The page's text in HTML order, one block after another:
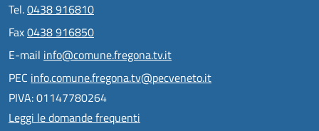
Tel.0438 916810
Fax0438 916850
E-mail info@comune.fregona.tv.it
PEC info.comune.fregona.tv@pecveneto.it
PIVA: 01147780264
Leggi le domande frequenti